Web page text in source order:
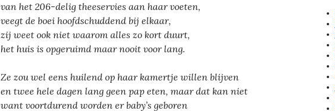
van het 206-delig theeservies aan haar voeten,
veegt de boei hoofdschuddend bij elkaar,
zij weet ook niet waarom alles zo kort duurt,
het huis is opgeruimd maar nooit voor lang.
Ze zou wel eens huilend op haar kamertje willen blijven
en twee hele dagen lang geen pap eten, maar dat kan niet
want voortdurend worden er baby’s geboren